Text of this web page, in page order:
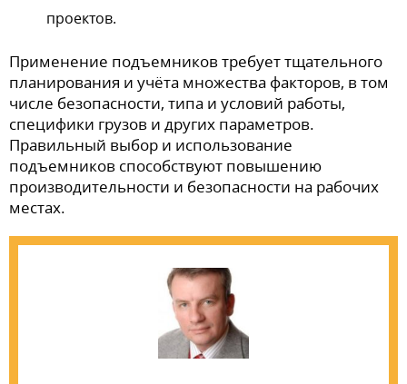
проектов.
Применение подъемников требует тщательного
планирования и учёта множества факторов, в том
числе безопасности, типа и условий работы,
специфики грузов и других параметров.
Правильный выбор и использование
подъемников способствуют повышению
производительности и безопасности на рабочих
местах.